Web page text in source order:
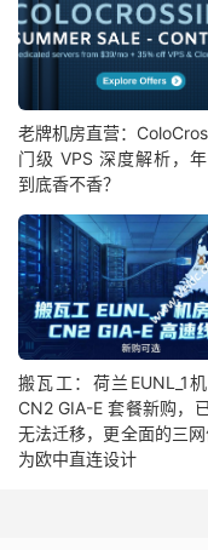
老牌机房直营：
门级 VPS 深度解析，
到底香不香？
搬瓦工：荷兰EUNL_1
CN2 GIA-E 套餐新购，
无法迁移，更全面的三
为欧中直连设计